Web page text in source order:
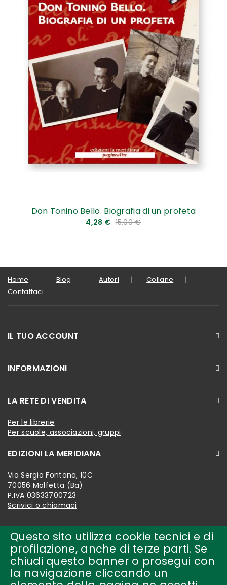
Questo sito utilizza cookie tecnici e di
profilazione, anche di terze parti. Se
chiudi questo banner o prosegui con
la navigazione cliccando un
Don Tonino Bello. Biografia di un profeta
4,28 € 15,00 €
Home Blog Autori
Collane
Contattaci
IL TUO ACCOUNT
INFORMAZIONI
LA RETE DI VENDITA
Per le librerie
Per scuole, associazioni, gruppi
EDIZIONI LA MERIDIANA
Via Sergio Fontana, 10C
70056 Molfetta (Ba)
P.IVA 03633700723
Scrivici o chiamaci